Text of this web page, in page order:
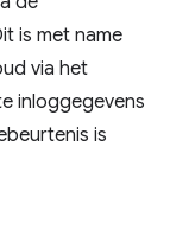
is met name
via het
inloggegevens
is